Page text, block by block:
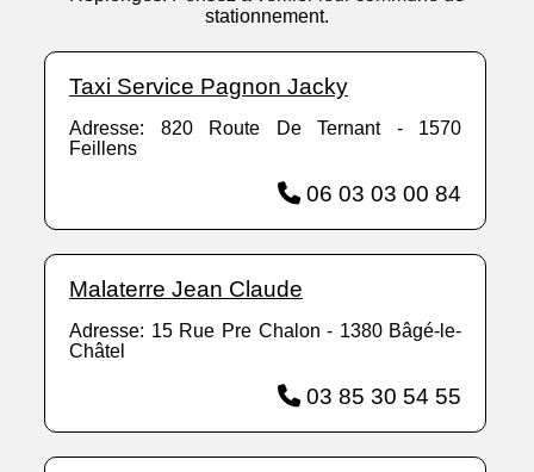
stationnement.
Taxi Service Pagnon Jacky
Adresse: 820 Route De Ternant - 1570
Feillens
06 03 03 00 84
Malaterre Jean Claude
Adresse: 15 Rue Pre Chalon - 1380 Bâgé-le-
Châtel
03 85 30 54 55